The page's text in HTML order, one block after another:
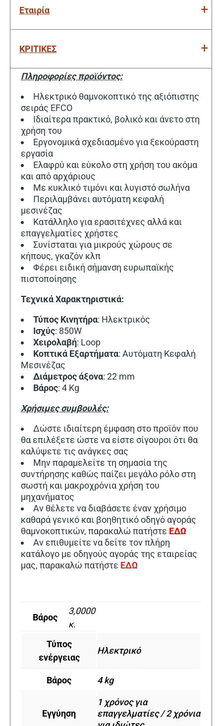
Εταιρία
ΚΡΙΤΙΚΕΣ
Πληροφορίες προϊόντος:
Ηλεκτρικό θαμνοκοπτικό της αξιόπιστης
σειράς EFCO
Ιδιαίτερα πρακτικό, βολικό και άνετο στη
χρήση του
Εργονομικά σχεδιασμένο για ξεκούραστη
εργασία
Ελαφρύ και εύκολο στη χρήση του ακόμα
και από αρχάριους
Με κυκλικό τιμόνι και λυγιστό σωλήνα
Περιλαμβάνει αυτόματη κεφαλή
μεσινέζας
Κατάλληλο για ερασιτέχνες αλλά και
επαγγελματίες χρήστες
Συνίσταται για μικρούς χώρους σε
κήπους, γκαζόν κλπ
Φέρει ειδική σήμανση ευρωπαϊκής
πιστοποίησης
Τεχνικά Χαρακτηριστικά:
Τύπος Κινητήρα: Ηλεκτρικός
Ισχύς: 850W
Χειρολαβή: Loop
Κοπτικά Εξαρτήματα: Αυτόματη Κεφαλή
Μεσινέζας
Διάμετροςάξονα: 22 mm
Βάρος: 4 Kg
Χρήσιμες συμβουλές:
Δώστε ιδιαίτερη έμφαση στο προϊόν που
θα επιλέξετε ώστε να είστε σίγουροι ότι θα
καλύψετε τις ανάγκες σας
Μην παραμελείτε τη σημασία της
συντήρησης καθώς παίζει μεγάλο ρόλο στη
σωστή και μακροχρόνια χρήση του
μηχανήματος
Αν θέλετε να διαβάσετε έναν χρήσιμο
καθαρά γενικό και βοηθητικό οδηγό αγοράς
θαμνοκοπτικών, παρακαλώ πατήστε ΕΔΩ
Αν επιθυμείτε να δείτε τον πλήρη
κατάλογο με οδηγούς αγοράς της εταιρείας
μας, παρακαλώ πατήστε ΕΔΩ
Βάρος
3,0000
κ.
Τύπος
ενέργειας
Ηλεκτρικό
Βάρος 4 kg
Εγγύηση
1 χρόνος για
επαγγελματίες / 2 χρόνια